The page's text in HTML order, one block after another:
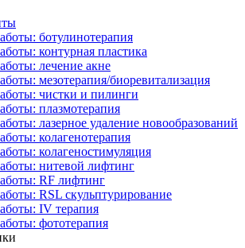
ботулинотерапия
контурная пластика
лечение акне
мезотерапия/биоревитализация
чистки и пилинги
плазмотерапия
лазерное удаление новообразований
колагенотерапия
колагеностимуляция
нитевой лифтинг
RF лифтинг
RSL скульптурирование
IV терапия
фототерапия